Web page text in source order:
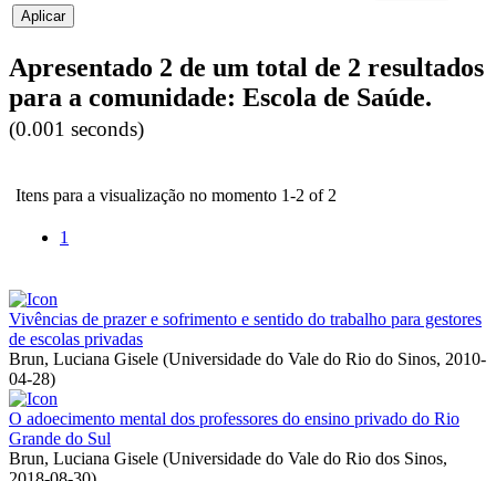
Apresentado 2 de um total de 2 resultados
para a comunidade: Escola de Saúde.
(0.001 seconds)
Itens para a visualização no momento 1-2 of 2
1
Vivências de prazer e sofrimento e sentido do trabalho para gestores
de escolas privadas
Brun, Luciana Gisele (Universidade do Vale do Rio do Sinos, 2010-
04-28)
O adoecimento mental dos professores do ensino privado do Rio
Grande do Sul
Brun, Luciana Gisele (Universidade do Vale do Rio dos Sinos,